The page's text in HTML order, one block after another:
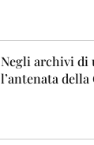
Negli archivi di
l’antenata della